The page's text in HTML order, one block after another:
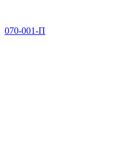
070-001-П